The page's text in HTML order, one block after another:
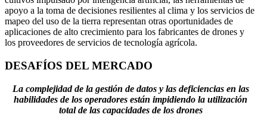
apoyo a la toma de decisiones resilientes al clima y los servicios de
mapeo del uso de la tierra representan otras oportunidades de
aplicaciones de alto crecimiento para los fabricantes de drones y
los proveedores de servicios de tecnología agrícola.
DESAFÍOS DEL MERCADO
La complejidad de la gestión de datos y las deficiencias en las
habilidades de los operadores están impidiendo la utilización
total de las capacidades de los drones